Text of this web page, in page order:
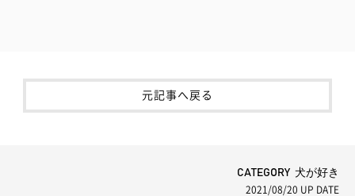
元記事へ戻る
CATEGORY 犬が好き
2021/08/20 UP DATE